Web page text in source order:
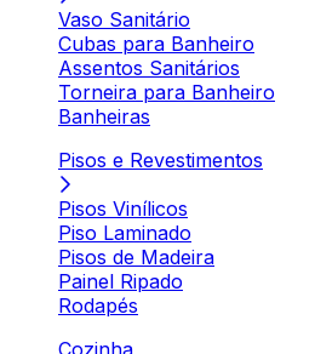
Vaso Sanitário
Cubas para Banheiro
Assentos Sanitários
Torneira para Banheiro
Banheiras
Pisos e Revestimentos
Pisos Vinílicos
Piso Laminado
Pisos de Madeira
Painel Ripado
Rodapés
Cozinha